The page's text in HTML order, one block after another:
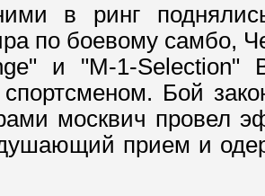
в ринг
по боевому самбо,
и "M-1-
спортсменом. Бой
москвич провел
прием и